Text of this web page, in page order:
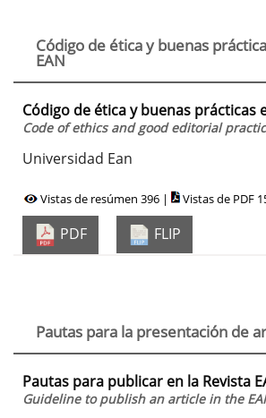
Código de ética y buenas
EAN
Código de ética y buenas prácticas
Code of ethics and good editorial
Universidad Ean
Vistas de resúmen 396 | Vistas de PDF
PDF FLIP
Pautas para la presentación de
Pautas para publicar en la Revista
Guideline to publish an article in the